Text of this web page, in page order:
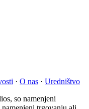
· O nas · Uredništvo
so namenjeni